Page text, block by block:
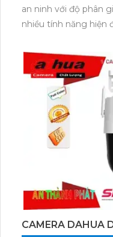
an ninh với độ phân
nhiều tính năng hiện
thiện chất lượng hình
sáng.
CAMERA DAHUA